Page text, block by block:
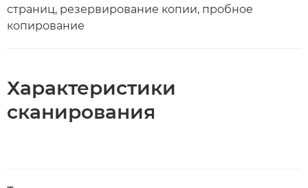
страниц, резервирование копии, пробное
копирование
Характеристики
сканирования